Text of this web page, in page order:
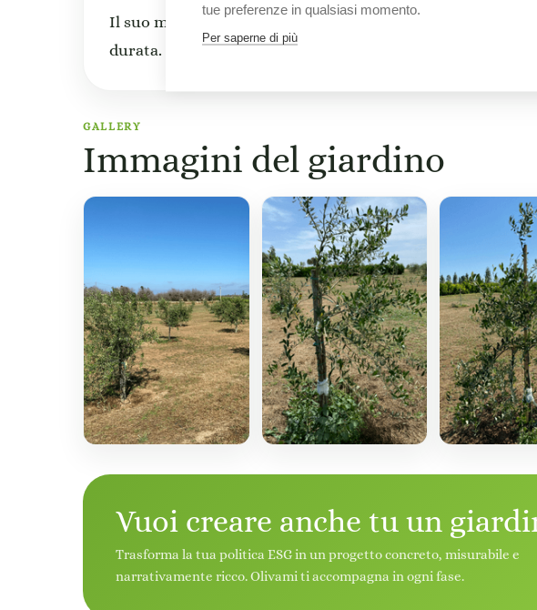
Il suo marchio è ormai sinonimo di affidabilità, certezze e
durata.
GALLERY
Immagini del giardino
Vuoi creare anche tu un
Trasforma la tua politica ESG in un progetto concreto, misurabile e
narrativamente ricco. Olivami ti accompagna in ogni fase.
tue preferenze in qualsiasi momento.
Per saperne di più